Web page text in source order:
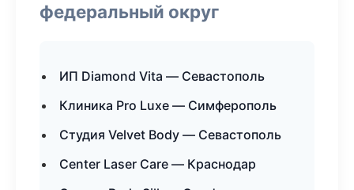
федеральный округ
ИП Diamond Vita — Севастополь
Клиника Pro Luxe — Симферополь
Студия Velvet Body — Севастополь
Center Laser Care — Краснодар